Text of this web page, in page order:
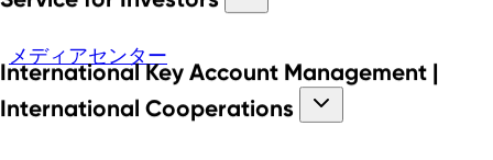
メディアセンター
International Key Account Management |
International Cooperations